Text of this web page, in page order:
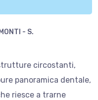
- S.
circostanti,
panoramica dentale,
riesce a trarne